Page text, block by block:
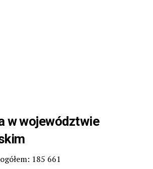
w województwie
185 661